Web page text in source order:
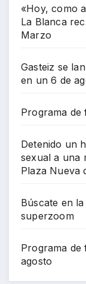
«Hoy, como
La Blanca
Marzo
Gasteiz se
en un 6 de
Programa de
Detenido un
sexual a una
Plaza Nueva
Búscate en
superzoom
Programa de
agosto